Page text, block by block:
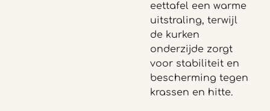
eettafel een warme
uitstraling, terwijl
de kurken
onderzijde zorgt
voor stabiliteit en
bescherming tegen
krassen en hitte.